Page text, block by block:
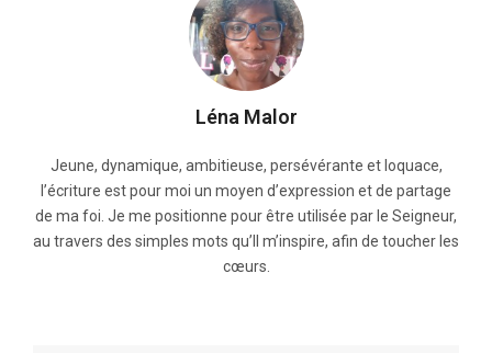
Léna Malor
Jeune, dynamique, ambitieuse, persévérante et loquace,
l’écriture est pour moi un moyen d’expression et de partage
de ma foi. Je me positionne pour être utilisée par le Seigneur,
au travers des simples mots qu’Il m’inspire, afin de toucher les
cœurs.